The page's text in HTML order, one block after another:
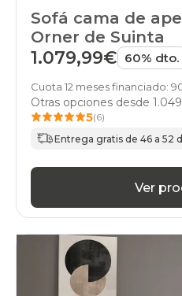
Sofá cama de
Orner de Suinta
1.079,99€ 60% dto.
Cuota 12 meses financiado:
Otras opciones desde
5(6)
Entrega gratis de 46 a 52
Ver